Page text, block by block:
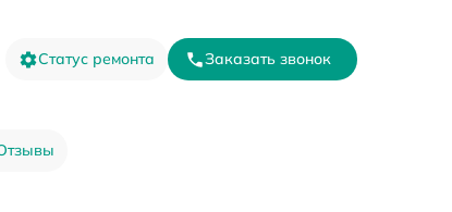
Статус ремонта Заказать звонок